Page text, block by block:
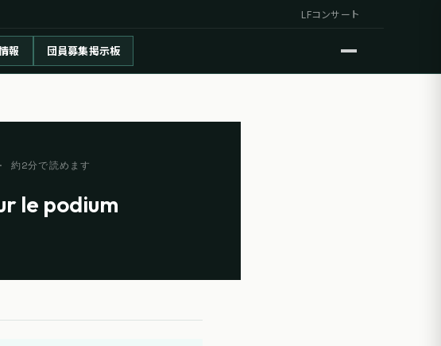
LFコンサート
報 団員募集掲示板
· 約2分で読めます
le podium